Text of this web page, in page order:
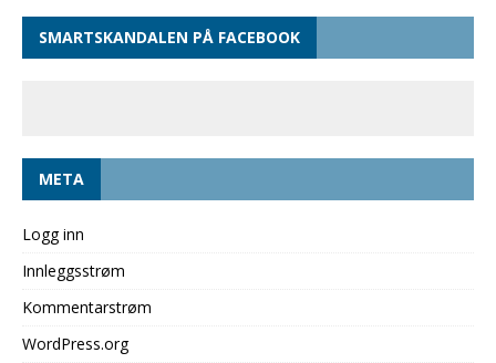
SMARTSKANDALEN PÅ FACEBOOK
META
Logg inn
Innleggsstrøm
Kommentarstrøm
WordPress.org